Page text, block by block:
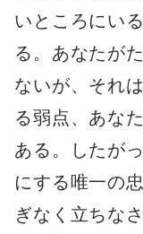
いところにい
る。あなたが
ないが、それ
る弱点、あな
ある。したが
にする唯一の
ぎなく立ちな